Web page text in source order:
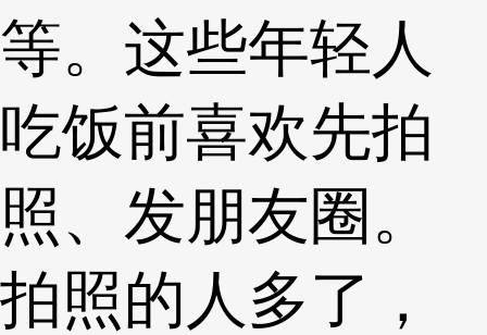
等。这些年轻人
吃饭前喜欢先拍
照、发朋友圈。
拍照的人多了，